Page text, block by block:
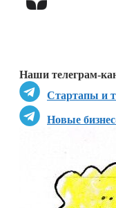
Наши телеграм-
Стартапы и
Новые